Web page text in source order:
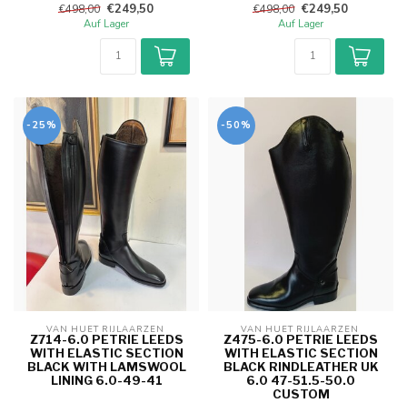
€498,00 €249,50
Auf Lager
€498,00 €249,50
Auf Lager
-25%
VAN HUET RIJLAARZEN
Z714-6.0 PETRIE LEEDS
WITH ELASTIC SECTION
BLACK WITH LAMSWOOL
LINING 6.0-49-41
-50%
VAN HUET RIJLAARZEN
Z475-6.0 PETRIE LEEDS
WITH ELASTIC SECTION
BLACK RINDLEATHER UK
6.0 47-51.5-50.0
CUSTOM